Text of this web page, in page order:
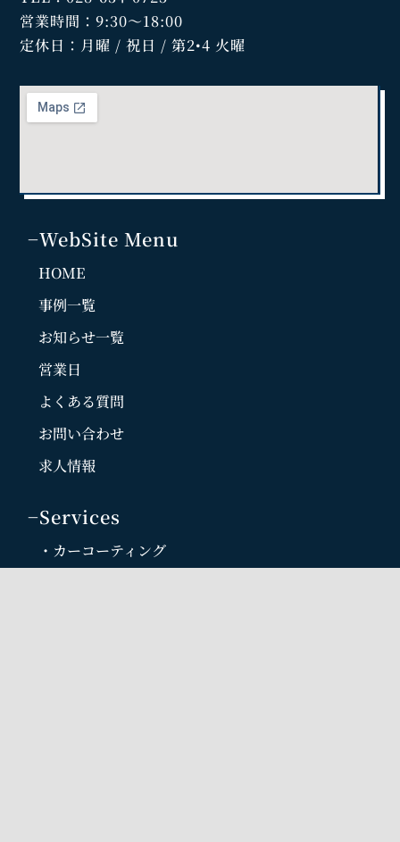
営業時間：9:30～18:00
定休日：月曜 / 祝日 / 第2•4 火曜
−WebSite Menu
HOME
事例一覧
お知らせ一覧
営業日
よくある質問
お問い合わせ
求人情報
−Services
・カーコーティング